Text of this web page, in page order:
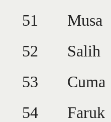
51
Musa
52
Salih
53
Cuma
54
Faruk